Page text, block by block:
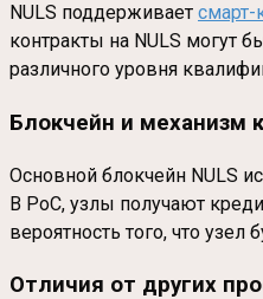
NULS поддерживает смарт-
контракты на NULS могут
различного уровня
Блокчейн и механизм
Основной блокчейн NULS
В PoC, узлы получают
вероятность того, что
Отличия от других